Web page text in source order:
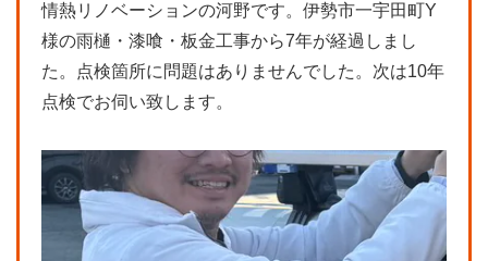
情熱リノベーションの河野です。伊勢市一宇田町Y
様の雨樋・漆喰・板金工事から7年が経過しまし
た。点検箇所に問題はありませんでした。次は10年
点検でお伺い致します。